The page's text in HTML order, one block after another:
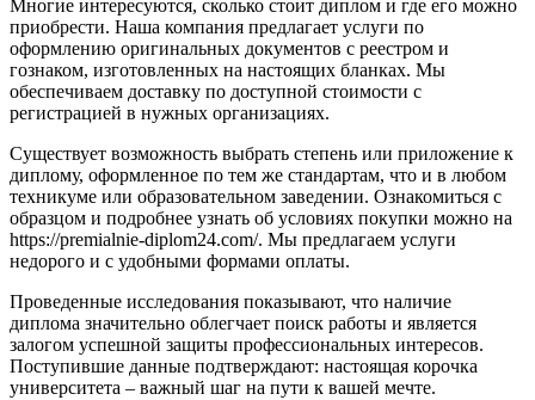
Многие интересуются, сколько стоит диплом и где его можно
приобрести. Наша компания предлагает услуги по
оформлению оригинальных документов с реестром и
гознаком, изготовленных на настоящих бланках. Мы
обеспечиваем доставку по доступной стоимости с
регистрацией в нужных организациях.
Существует возможность выбрать степень или приложение к
диплому, оформленное по тем же стандартам, что и в любом
техникуме или образовательном заведении. Ознакомиться с
образцом и подробнее узнать об условиях покупки можно на
https://premialnie-diplom24.com/. Мы предлагаем услуги
недорого и с удобными формами оплаты.
Проведенные исследования показывают, что наличие
диплома значительно облегчает поиск работы и является
залогом успешной защиты профессиональных интересов.
Поступившие данные подтверждают: настоящая корочка
университета – важный шаг на пути к вашей мечте.